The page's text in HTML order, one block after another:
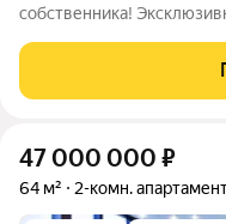
собственника!
комфорта, роскоши и
квартиры составляет 90
47 000 000 ₽
64 м² 2-комн.